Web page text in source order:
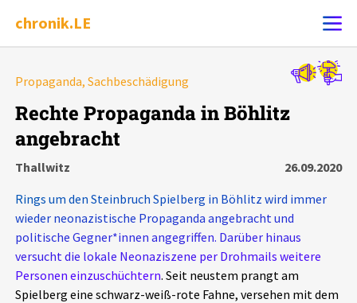
chronik.LE
Ereignis melden
Chronik
Leipziger Zustände
Schlaglichter
Propaganda, Sachbeschädigung
Rechte Propaganda in Böhlitz
angebracht
Thallwitz
26.09.2020
Rings um den Steinbruch Spielberg in Böhlitz wird immer
wieder neonazistische Propaganda angebracht und
politische Gegner*innen angegriffen. Darüber hinaus
versucht die lokale Neonaziszene per Drohmails weitere
Personen einzuschüchtern. Seit neustem prangt am
Spielberg eine schwarz-weiß-rote Fahne, versehen mit dem
Alle Ereignisse
Ereignisse
Ereignisse